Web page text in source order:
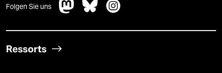
Folgen Sie uns
Ressorts